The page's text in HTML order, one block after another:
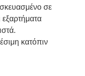
σε
εξαρτήματα
κατόπιν